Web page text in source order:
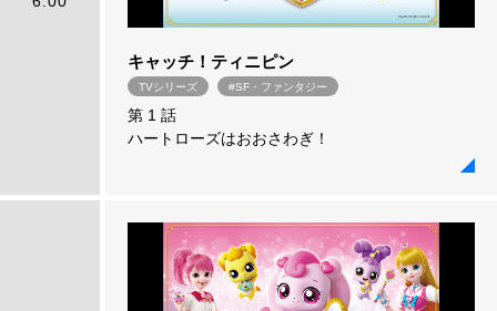
キャッチ！ティニピン
TVシリーズ #SF・ファンタジー
第 1 話
ハートローズはおおさわぎ！